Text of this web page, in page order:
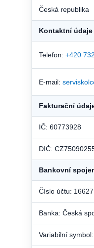
Česká republika
Kontaktní údaje
Telefon: +420
E-mail:
Fakturační
IČ: 60773928
DIČ:
Bankovní
Číslo účtu:
Banka: Česká
Variabilní